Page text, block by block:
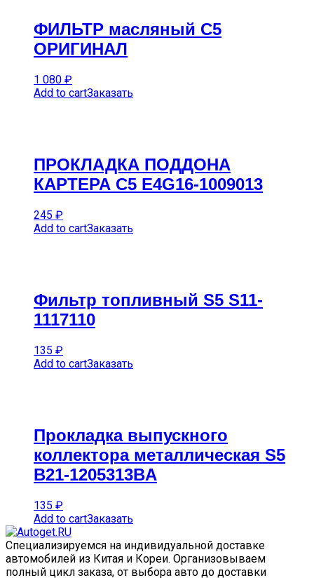
ФИЛЬТР масляный C5
ОРИГИНАЛ
1 080 ₽
Add to cartЗаказать
ПРОКЛАДКА ПОДДОНА
КАРТЕРА C5 E4G16-1009013
245 ₽
Add to cartЗаказать
Фильтр топливный S5 S11-
1117110
135 ₽
Add to cartЗаказать
Прокладка выпускного
коллектора металлическая S5
B21-1205313BA
135 ₽
Add to cartЗаказать
Специализируемся на индивидуальной доставке
автомобилей из Китая и Кореи. Организовываем
полный цикл заказа, от выбора авто до доставки